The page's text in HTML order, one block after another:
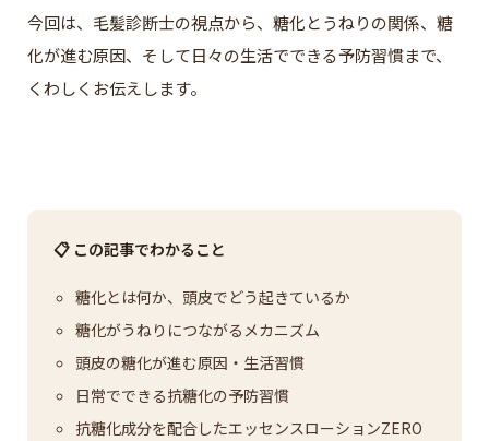
今回は、毛髪診断士の視点から、糖化とうねりの関係、糖
化が進む原因、そして日々の生活でできる予防習慣まで、
くわしくお伝えします。
📋 この記事でわかること
糖化とは何か、頭皮でどう起きているか
糖化がうねりにつながるメカニズム
頭皮の糖化が進む原因・生活習慣
日常でできる抗糖化の予防習慣
抗糖化成分を配合したエッセンスローションZERO